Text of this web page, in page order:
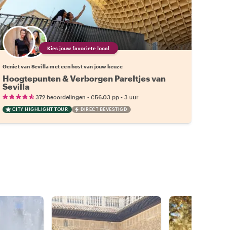
Kies jouw favoriete local
Geniet van Sevilla met een host van jouw keuze
Hoogtepunten & Verborgen Pareltjes van
Sevilla
372 beoordelingen • €56.03 pp• 3 uur
CITY HIGHLIGHT TOUR DIRECT BEVESTIGD